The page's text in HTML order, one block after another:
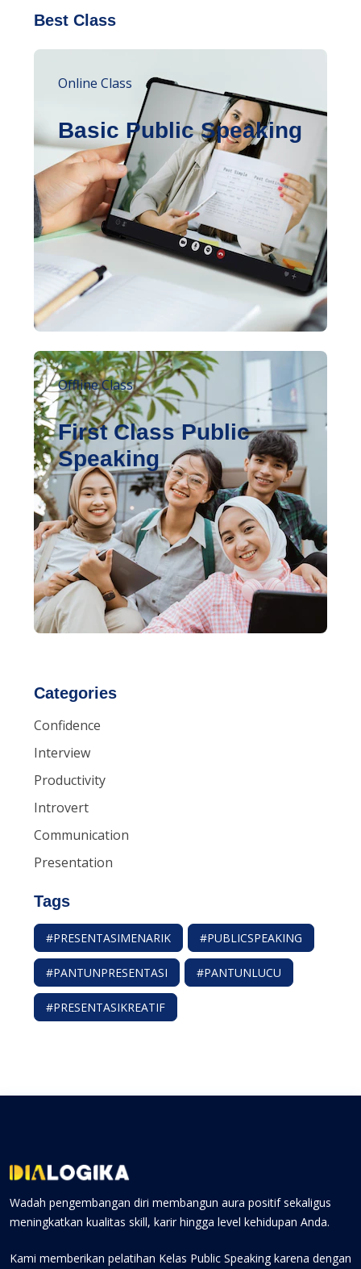
Categories
Confidence
Interview
Productivity
Introvert
Communication
Presentation
Tags
#PRESENTASIMENARIK #PUBLICSPEAKING
#PANTUNPRESENTASI #PANTUNLUCU
#PRESENTASIKREATIF
Best Class
Online Class
Basic Public Speaking
Offline Class
First Class Public
Speaking
Wadah pengembangan diri membangun aura positif sekaligus
meningkatkan kualitas skill, karir hingga level kehidupan Anda.
Kami memberikan pelatihan Kelas Public Speaking karena dengan